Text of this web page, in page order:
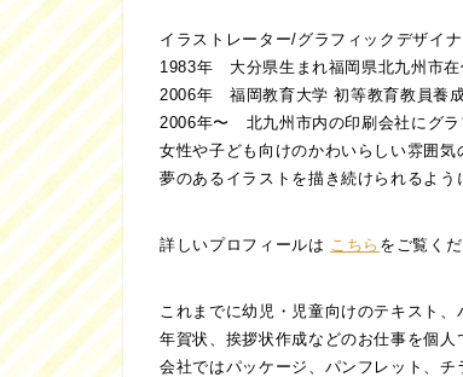
イラストレーター/グラフィックデザイナ
1983年 大分県生まれ福岡県北九州市在
2006年 福岡教育大学 初等教育教員養
2006年〜 北九州市内の印刷会社にグ
女性や子ども向けのかわいらしい雰囲気
夢のあるイラストを描き続けられるよう
詳しいプロフィールは こちら をご覧くだ
これまでに幼児・児童向けのテキスト
年賀状、挨拶状作成などのお仕事を個人
会社ではパッケージ、パンフレット、チ